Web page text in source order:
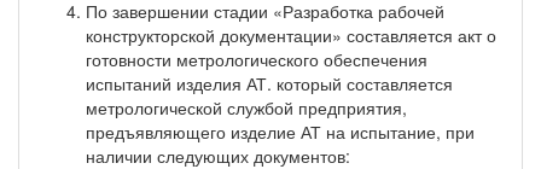
По завершении стадии «Разработка рабочей
конструкторской документации» составляется акт о
готовности метрологического обеспечения
испытаний изделия АТ. который составляется
метрологической службой предприятия,
предъявляющего изделие АТ на испытание, при
наличии следующих документов: